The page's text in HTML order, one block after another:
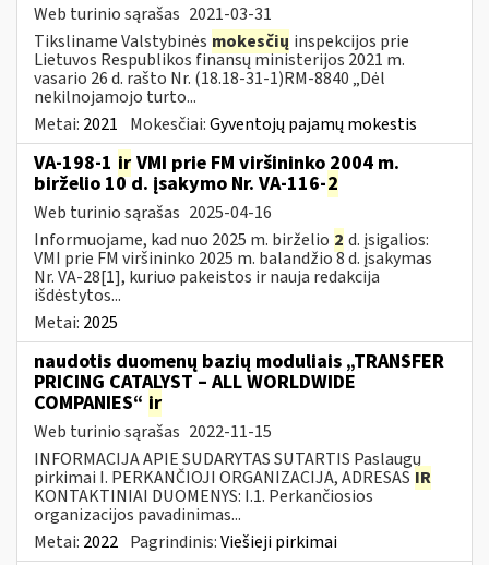
Web turinio sąrašas 2021-03-31
Tiksliname Valstybinės mokesčių inspekcijos prie
Lietuvos Respublikos finansų ministerijos 2021 m.
vasario 26 d. rašto Nr. (18.18-31-1)RM-8840 „Dėl
nekilnojamojo turto...
Metai: 2021 Mokesčiai:Gyventojų pajamų mokestis
VA-198-1 ir VMI prie FM viršininko 2004 m.
birželio 10 d. įsakymo Nr. VA-116-2
Web turinio sąrašas 2025-04-16
Informuojame, kad nuo 2025 m. birželio 2 d. įsigalios:
VMI prie FM viršininko 2025 m. balandžio 8 d. įsakymas
Nr. VA-28[1], kuriuo pakeistos ir nauja redakcija
išdėstytos...
Metai: 2025
naudotis duomenų bazių moduliais „TRANSFER
PRICING CATALYST – ALL WORLDWIDE
COMPANIES“ ir
Web turinio sąrašas 2022-11-15
INFORMACIJA APIE SUDARYTAS SUTARTIS Paslaugų
pirkimai I. PERKANČIOJI ORGANIZACIJA, ADRESAS IR
KONTAKTINIAI DUOMENYS: I.1. Perkančiosios
organizacijos pavadinimas...
Metai: 2022 Pagrindinis:Viešieji pirkimai